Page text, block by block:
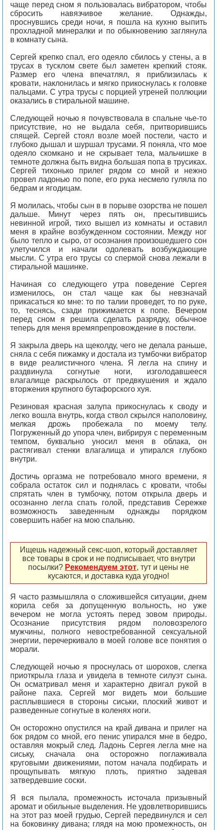
чаще перед сном я пользовалась вибратором, чтобы
сбросить навязчивое желание. Однажды,
проснувшись среди ночи, я пошла на кухню выпить
прохладной минералки и по обыкновению заглянула
в комнату сына.
Сергей крепко спал, его одеяло сбилось у стены, а в
трусах в тусклом свете был заметен крепкий стояк.
Размер его члена впечатлял, я приблизилась к
кровати, наклонилась и мягко прикоснулась к головке
пальцами. С утра трусы с порцией утреней поллюции
оказались в стиральной машине.
Следующей ночью я почувствовала в спальне чье-то
присутствие, но не выдала себя, притворившись
спящей. Сергей стоял возле моей постели, часто и
глубоко дышал и шуршал трусами. Я поняла, что мое
одеяло скомкано и не скрывает тела, мальчишке в
темноте должна быть видна большая попа в трусиках.
Сергей тихонько прилег рядом со мной и нежно
провел ладонью по попе, его рука несмело гуляла по
бедрам и ягодицам.
Я молилась, чтобы сын в в порыве озорства не пошел
дальше. Минут через пять он, пресытившись
невинной игрой, тихо вышел из комнаты и оставил
меня в крайне возбужденном состоянии. Между ног
было тепло и сыро, от осознания произошедшего сон
улетучился и начали одолевать возбуждающие
мысли. С утра его трусы со спермой снова лежали в
стиральной машинке.
Начиная со следующего утра поведение Сергея
изменилось, он стал чаще как бы невзначай
прикасаться ко мне: то по талии проведет, то по руке,
то, теснясь, сзади прижимается к попе. Вечером
перед сном я решила сделать разрядку, обычное
теперь для меня времяпрепровождение в постели.
Я закрыла дверь на щеколду, чего не делала раньше,
сняла с себя пижамку и достала из тумбочки вибратор
в виде реалистичного члена. Я легла на спину и
раздвинула согнутые ноги, изголодавшееся
влагалище раскрылось от предвкушения и ждало
вторжения крупного бутафорского хуя.
Резиновая красная залупа прикоснулась к своду и
легко вошла внутрь, когда ствол скрылся наполовину,
мелкая дрожь пробежала по моему телу.
Погруженный до упора член, вибрируя с переменным
темпом, буквально уносил меня в облака, он
растягивал стенки влагалища и упирался глубоко
внутри.
Достичь оргазма не потребовало много времени, я
собрала остаток сил и поднялась с кровати, чтобы
спрятать член в тумбочку, потом открыла дверь и
осознанно легла спать голой, представив Сережке
возможность заведенным однажды порядком
совершить набег на мою спальню.
Ищешь надежный секс-шоп, который доставляет
все товары в срок и не подписывает, что внутри
посылки? Рекомендуем этот, тут и цены не
кусаются, и доставка куда угодно!
Я часто размышляла о сложившейся ситуации, днем
корила себя за допущенную вольность, но уже
вечером не могла устоять перед зовом природы.
Осознание присутствия рядом половозрелого
мужчины, полного невостребованной сексуальной
энергии, перечеркивало в моей голове все понятия о
морали.
Следующей ночью я проснулась от шорохов, слегка
приоткрыла глаза и увидела в темноте силуэт сына.
Он осматривал меня и характерно двигал рукой в
районе паха. Сергей мог видеть мои большие
расплывшиеся в стороны сиськи, плоский живот и
разведенные согнутые в коленях ноги.
Он осторожно опустился на край дивана и прилег на
бок рядом со мной, его пенис упирался мне в бедро,
оставляя мокрый след. Ладонь Сергея легла мне на
сиську, сначала она осторожно поглаживала
круговыми движениями, потом начала подбирать и
прощупывать мягкую плоть, приятно задевая
затвердевшие соски.
Я вся пылала, промежность источала призывный
аромат и обильные выделения. Не удовлетворившись
на этот раз моей грудью, Сергей передвинулся и сел
на боковинку дивана; глядя на мою промежность, он